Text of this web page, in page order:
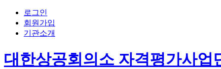
로그인
회원가입
기관소개
대한상공회의소 자격평가사업